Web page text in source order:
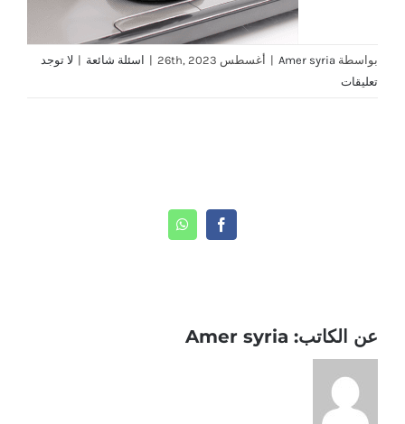
بواسطة Amer syria
| أغسطس 26th, 2023 | اسئلة شائعة | لا توجد
تعليقات
Facebook
WhatsApp
عن الكاتب: Amer syria